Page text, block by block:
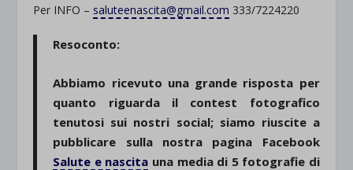
Per INFO – saluteenascita@gmail.com 333/7224220
Resoconto:
Abbiamo ricevuto una grande risposta per
quanto riguarda il contest fotografico
tenutosi sui nostri social; siamo riuscite a
pubblicare sulla nostra pagina Facebook
Salute e nascita una media di 5 fotografie di